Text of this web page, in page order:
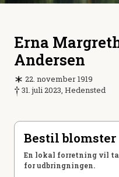
Erna
Andersen
22. november 1919
31. juli 2023, Hedensted
Bestil blomster
En lokal forretning vil
for udbringningen.